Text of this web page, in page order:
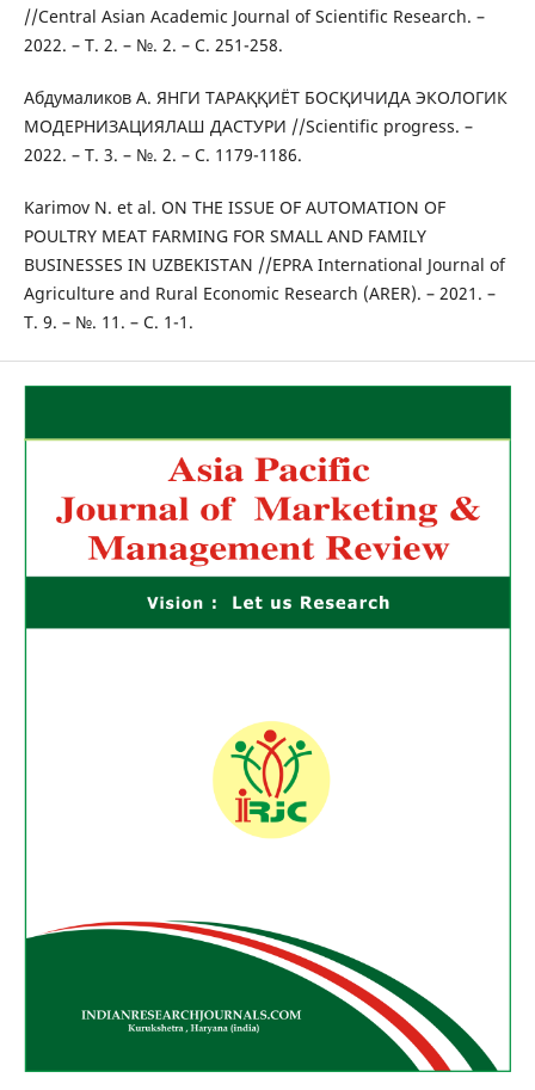
//Central Asian Academic Journal of Scientific Research. –
2022. – Т. 2. – №. 2. – С. 251-258.
Абдумаликов А. ЯНГИ ТАРАҚҚИЁТ БОСҚИЧИДА ЭКОЛОГИК
МОДЕРНИЗАЦИЯЛАШ ДАСТУРИ //Scientific progress. –
2022. – Т. 3. – №. 2. – С. 1179-1186.
Karimov N. et al. ON THE ISSUE OF AUTOMATION OF
POULTRY MEAT FARMING FOR SMALL AND FAMILY
BUSINESSES IN UZBEKISTAN //EPRA International Journal of
Agriculture and Rural Economic Research (ARER). – 2021. –
Т. 9. – №. 11. – С. 1-1.